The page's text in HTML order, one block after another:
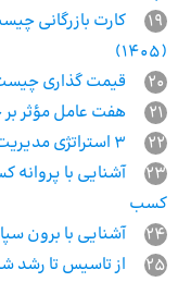
19
کارت بازرگانی
(۱۴۰۵)
20
قیمت گذاری
21
هفت عامل مؤثر بر
22
23
آشنایی با پروانه
کسب
24
آشنایی با برون‌
25
از تاسیس تا رشد